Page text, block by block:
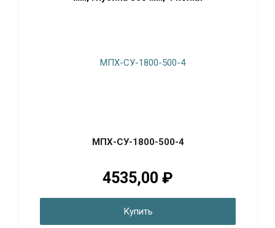
МПХ-СУ-1800-500-4
4535,00 ₽
Купить